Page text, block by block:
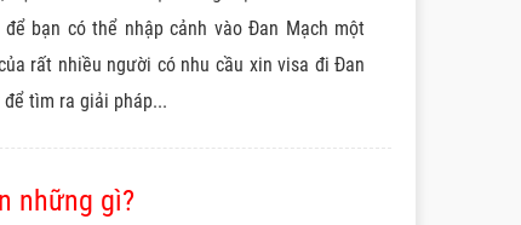
bạn có thể nhập cảnh vào Đan Mạch một
rất nhiều người có nhu cầu xin visa đi Đan
tìm ra giải pháp...
những gì?